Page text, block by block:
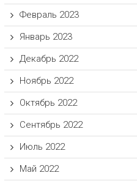
Февраль 2023
Январь 2023
Декабрь 2022
Ноябрь 2022
Октябрь 2022
Сентябрь 2022
Июль 2022
Май 2022